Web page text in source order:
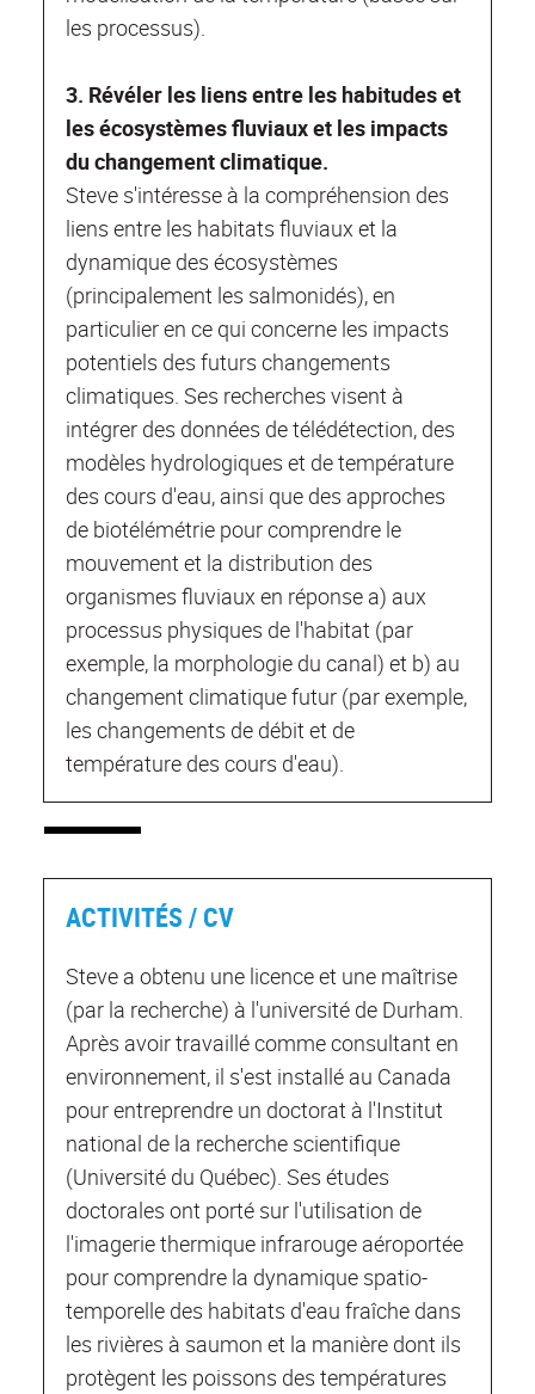
les processus).
3. Révéler les liens entre les habitudes et
les écosystèmes fluviaux et les impacts
du changement climatique.
Steve s'intéresse à la compréhension des
liens entre les habitats fluviaux et la
dynamique des écosystèmes
(principalement les salmonidés), en
particulier en ce qui concerne les impacts
potentiels des futurs changements
climatiques. Ses recherches visent à
intégrer des données de télédétection, des
modèles hydrologiques et de température
des cours d'eau, ainsi que des approches
de biotélémétrie pour comprendre le
mouvement et la distribution des
organismes fluviaux en réponse a) aux
processus physiques de l'habitat (par
exemple, la morphologie du canal) et b) au
changement climatique futur (par exemple,
les changements de débit et de
température des cours d'eau).
ACTIVITÉS / CV
Steve a obtenu une licence et une maîtrise
(par la recherche) à l'université de Durham.
Après avoir travaillé comme consultant en
environnement, il s'est installé au Canada
pour entreprendre un doctorat à l'Institut
national de la recherche scientifique
(Université du Québec). Ses études
doctorales ont porté sur l'utilisation de
l'imagerie thermique infrarouge aéroportée
pour comprendre la dynamique spatio-
temporelle des habitats d'eau fraîche dans
les rivières à saumon et la manière dont ils
protègent les poissons des températures